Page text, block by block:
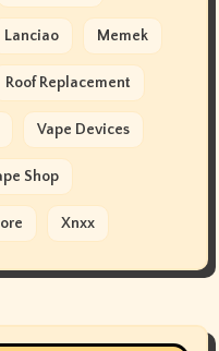
Lanciao Memek
Roof Replacement
Vape Devices
Shop
Xnxx